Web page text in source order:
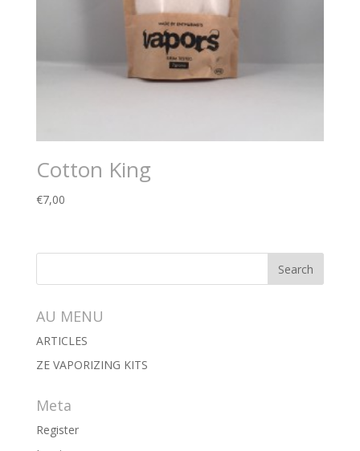
Cotton King
€7,00
AU MENU
ARTICLES
ZE VAPORIZING KITS
Meta
Register